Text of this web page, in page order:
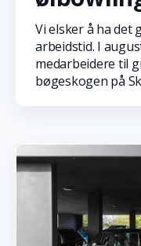
Vi elsker å ha det
arbeidstid. I
medarbeidere til
bøgeskogen på